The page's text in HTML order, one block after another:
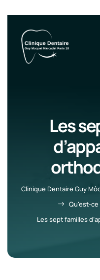
Les
Clinique Dentaire Guy
$ Qu'est-
Les sept familles